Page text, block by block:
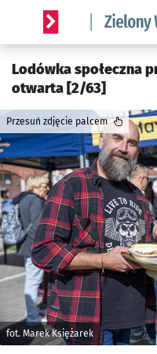
Serwis informacyjny
Lodówka społeczna
otwarta [2/63]
fot. Marek Księżarek
Przesuń zdjęcie palcem